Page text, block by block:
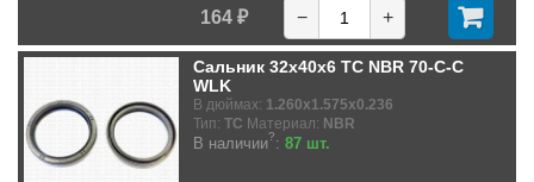
164 ₽ − +
Сальник 32x40x6 TC NBR 70-C-C
WLK
В дюймах: 1.260x1.575x0.236
Тип: TC Материал: NBR
В наличии?: 87 шт.